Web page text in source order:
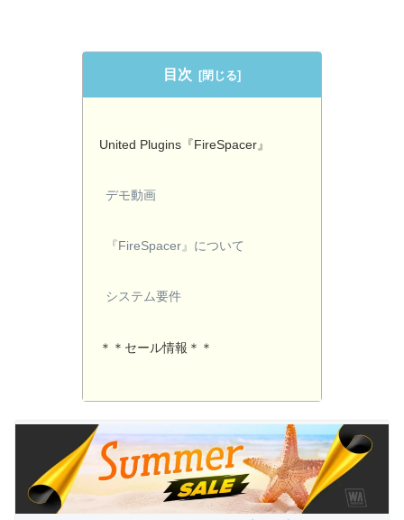
目次
United Plugins『FireSpacer』
デモ動画
『FireSpacer』について
システム要件
＊＊セール情報＊＊